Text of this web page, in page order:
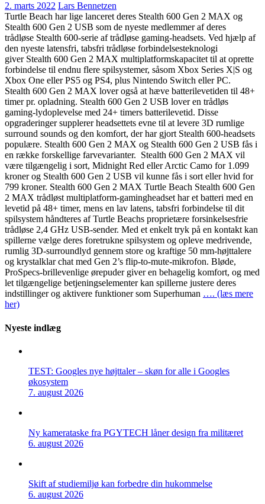
2. marts 2022 Lars Bennetzen
Turtle Beach har lige lanceret deres Stealth 600 Gen 2 MAX og
Stealth 600 Gen 2 USB som de nyeste medlemmer af deres
trådløse Stealth 600-serie af trådløse gaming-headsets. Ved hjælp af
den nyeste latensfri, tabsfri trådløse forbindelsesteknologi
giver Stealth 600 Gen 2 MAX multiplatformskapacitet til at oprette
forbindelse til endnu flere spilsystemer, såsom Xbox Series X|S og
Xbox One eller PS5 og PS4, plus Nintendo Switch eller PC.
Stealth 600 Gen 2 MAX lover også at hæve batterilevetiden til 48+
timer pr. opladning. Stealth 600 Gen 2 USB lover en trådløs
gaming-lydoplevelse med 24+ timers batterilevetid. Disse
opgraderinger supplerer headsettets evne til at levere 3D rumlige
surround sounds og den komfort, der har gjort Stealth 600-headsets
populære. Stealth 600 Gen 2 MAX og Stealth 600 Gen 2 USB fås i
en række forskellige farvevarianter. Stealth 600 Gen 2 MAX vil
være tilgængelig i sort, Midnight Red eller Arctic Camo for 1.099
kroner og Stealth 600 Gen 2 USB vil kunne fås i sort eller hvid for
799 kroner. Stealth 600 Gen 2 MAX Turtle Beach Stealth 600 Gen
2 MAX trådløst multiplatform-gamingheadset har et batteri med en
levetid på 48+ timer, mens en lav latens, tabsfri forbindelse til dit
spilsystem håndteres af Turtle Beachs proprietære forsinkelsesfrie
trådløse 2,4 GHz USB-sender. Med et enkelt tryk på en kontakt kan
spillerne vælge deres foretrukne spilsystem og opleve medrivende,
rumlig 3D-surroundlyd gennem store og kraftige 50 mm-højttalere
og krystalklar chat med Gen 2’s flip-to-mute-mikrofon. Bløde,
ProSpecs-brillevenlige ørepuder giver en behagelig komfort, og med
let tilgængelige betjeningselementer kan spillerne justere deres
indstillinger og aktivere funktioner som Superhuman …. (læs mere
her)
Nyeste indlæg
TEST: Googles nye højttaler – skøn for alle i Googles
økosystem
7. august 2026
Ny kamerataske fra PGYTECH låner design fra militæret
6. august 2026
Skift af studiemiljø kan forbedre din hukommelse
6. august 2026